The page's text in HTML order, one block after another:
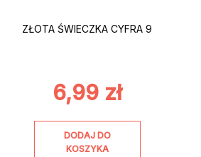
ZŁOTA ŚWIECZKA CYFRA 9
6,99 zł
DODAJ DO
KOSZYKA